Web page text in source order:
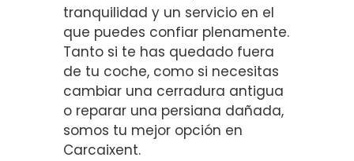
tranquilidad y un servicio en el
que puedes confiar plenamente.
Tanto si te has quedado fuera
de tu coche, como si necesitas
cambiar una cerradura antigua
o reparar una persiana dañada,
somos tu mejor opción en
Carcaixent.